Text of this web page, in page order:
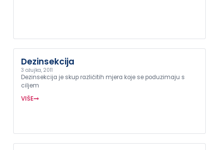
Dezinsekcija
3 ožujka, 2011
Dezinsekcija je skup različitih mjera koje se poduzimaju s
ciljem
VIŠE